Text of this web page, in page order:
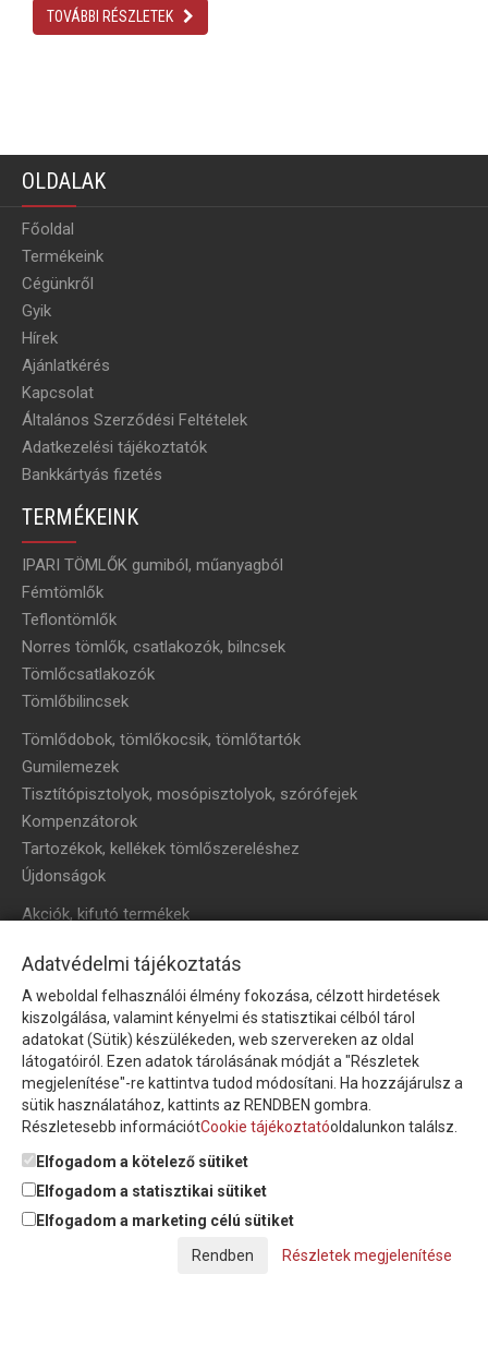
TOVÁBBI RÉSZLETEK
OLDALAK
Főoldal
Termékeink
Cégünkről
Gyik
Hírek
Ajánlatkérés
Kapcsolat
Általános Szerződési Feltételek
Adatkezelési tájékoztatók
Bankkártyás fizetés
TERMÉKEINK
IPARI TÖMLŐK gumiból, műanyagból
Fémtömlők
Teflontömlők
Norres tömlők, csatlakozók, bilncsek
Tömlőcsatlakozók
Tömlőbilincsek
Tömlődobok, tömlőkocsik, tömlőtartók
Gumilemezek
Tisztítópisztolyok, mosópisztolyok, szórófejek
Kompenzátorok
Tartozékok, kellékek tömlőszereléshez
Újdonságok
Akciók, kifutó termékek
HÍRLEVÉL
Íratkozzon fel hírlevelünkre!
Feliratkozom a hírlevélre és nyilatkozom, hogy azadatkezelési
tájékoztatót elolvastam, megismertem és elfogadom.
© Copyright Triász-Tömlő Kft. | Minden jog fenntartva!
Adatvédelmi tájékoztatás
A weboldal felhasználói élmény fokozása, célzott hirdetések
kiszolgálása, valamint kényelmi és statisztikai célból tárol
adatokat (Sütik) készülékeden, web szervereken az oldal
látogatóiról. Ezen adatok tárolásának módját a "Részletek
megjelenítése"-re kattintva tudod módosítani. Ha hozzájárulsz a
sütik használatához, kattints az RENDBEN gombra.
Részletesebb információtCookie tájékoztatóoldalunkon találsz.
Elfogadom a kötelező sütiket
Elfogadom a statisztikai sütiket
Elfogadom a marketing célú sütiket
Részletek megjelenítése